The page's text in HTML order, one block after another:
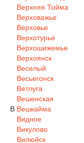
В
Верхняя Тойма
Верховажье
Верховье
Верхотурье
Верхошижемье
Верхоянск
Веселый
Весьегонск
Ветлуга
Вешенская
Вешкайма
Видное
Викулово
Вилюйск